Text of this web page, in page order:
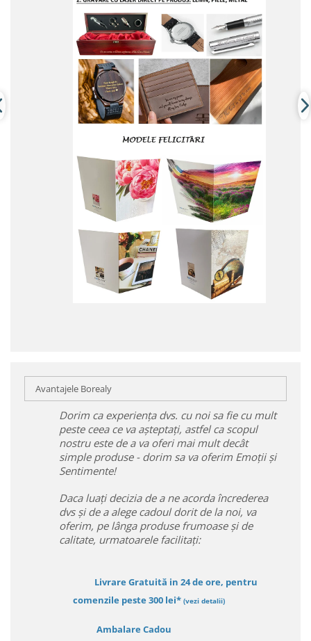
Avantajele Borealy
Dorim ca experiența dvs. cu noi sa fie cu mult
peste ceea ce va așteptați, astfel ca scopul
nostru este de a va oferi mai mult decât
simple produse - dorim sa va oferim Emoții și
Sentimente!
Daca luați decizia de a ne acorda încrederea
dvs și de a alege cadoul dorit de la noi, va
oferim, pe lânga produse frumoase și de
calitate, urmatoarele facilitați:
Livrare Gratuită in 24 de ore, pentru
comenzile peste 300 lei* (vezi detalii)
Ambalare Cadou